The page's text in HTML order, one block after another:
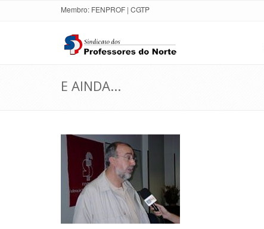
Membro: FENPROF | CGTP
E AINDA...